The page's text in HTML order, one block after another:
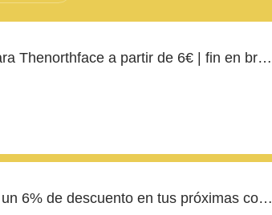
Regalo para Thenorthface a partir de 6€ | fin en breve
Consigue un 6% de descuento en tus próximas compras en Thenorthface